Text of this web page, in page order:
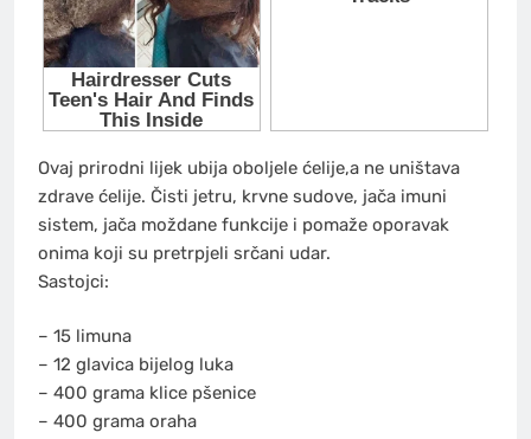
Ovaj prirodni lijek ubija oboljele ćelije,a ne uništava
zdrave ćelije. Čisti jetru, krvne sudove, jača imuni
sistem, jača moždane funkcije i pomaže oporavak
onima koji su pretrpjeli srčani udar.
Sastojci:
– 15 limuna
– 12 glavica bijelog luka
– 400 grama klice pšenice
– 400 grama oraha